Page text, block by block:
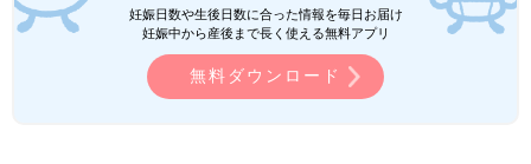
(文・水川ちさ)
●記事内容でご紹介している投稿、リンク先は、削除される場合
があります。あらかじめご了承ください。
●記事の内容は2025年8月の情報で、現在と異なる場合がありま
妊娠日数や生後日数に合った情報を毎日お届け
妊娠中から産後まで長く使える無料アプリ
無料ダウンロード